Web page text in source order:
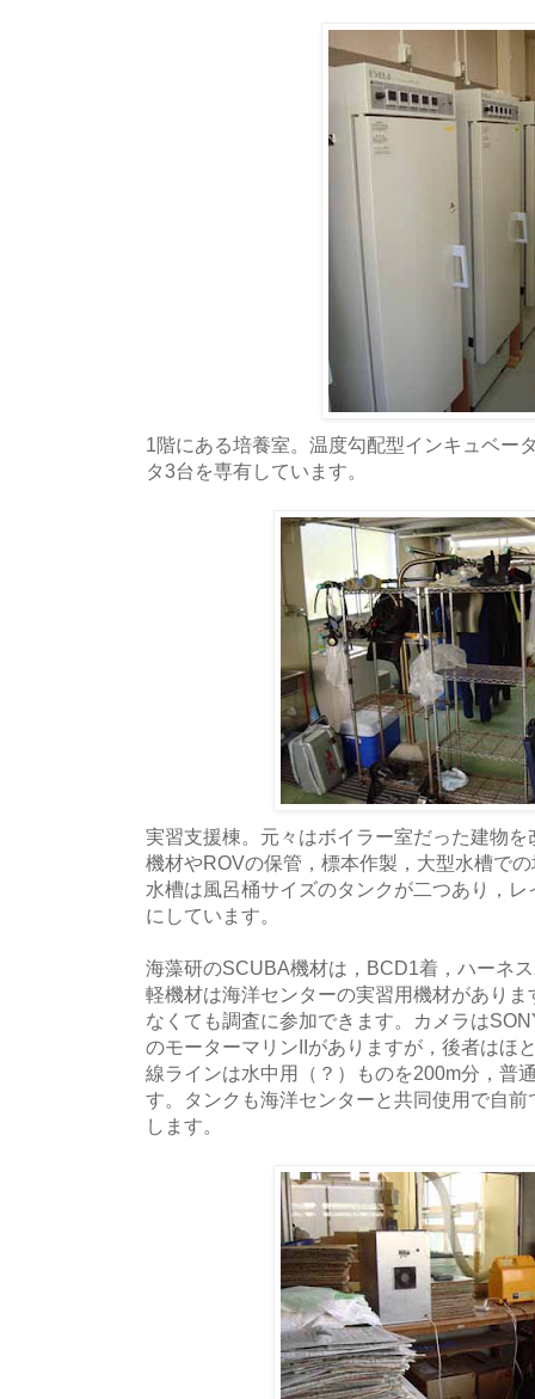
1階にある培養室。温度勾配型インキュベー
タ3台を専有しています。
実習支援棟。元々はボイラー室だった建物
機材やROVの保管，標本作製，大型水槽で
水槽は風呂桶サイズのタンクが二つあり，
にしています。
海藻研のSCUBA機材は，BCD1着，ハーネ
軽機材は海洋センターの実習用機材があり
なくても調査に参加できます。カメラは
のモーターマリンIIがありますが，後者はほ
線ラインは水中用（？）ものを200m分，普
す。タンクも海洋センターと共同使用で自
します。